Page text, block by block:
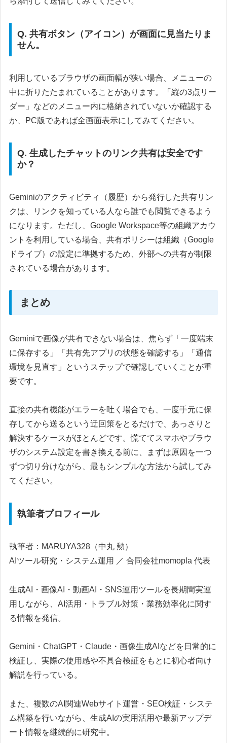
Q. 共有ボタン（アイコン）が画面に見当たりま
せん。
利用しているブラウザの画面幅が狭い場合、メニューの
中に折りたたまれていることがあります。「縦の3点リー
ダー」などのメニュー内に格納されていないか確認する
か、PC版であれば全画面表示にしてみてください。
Q. 生成したチャットのリンク共有は安全です
か？
Geminiのアクティビティ（履歴）から発行した共有リン
クは、リンクを知っている人なら誰でも閲覧できるよう
になります。ただし、Google Workspace等の組織アカウ
ントを利用している場合、共有ポリシーは組織（Google
ドライブ）の設定に準拠するため、外部への共有が制限
されている場合があります。
まとめ
Geminiで画像が共有できない場合は、焦らず「一度端末
に保存する」「共有先アプリの状態を確認する」「通信
環境を見直す」というステップで確認していくことが重
要です。
直接の共有機能がエラーを吐く場合でも、一度手元に保
存してから送るという迂回策をとるだけで、あっさりと
解決するケースがほとんどです。慌ててスマホやブラウ
ザのシステム設定を書き換える前に、まずは原因を一つ
ずつ切り分けながら、最もシンプルな方法から試してみ
てください。
執筆者プロフィール
執筆者：MARUYA328（中丸 勲）
AIツール研究・システム運用 ／ 合同会社momopla 代表
生成AI・画像AI・動画AI・SNS運用ツールを長期間実運
用しながら、AI活用・トラブル対策・業務効率化に関す
る情報を発信。
Gemini・ChatGPT・Claude・画像生成AIなどを日常的に
検証し、実際の使用感や不具合検証をもとに初心者向け
解説を行っている。
また、複数のAI関連Webサイト運営・SEO検証・システ
ム構築を行いながら、生成AIの実用活用や最新アップデ
ート情報を継続的に研究中。